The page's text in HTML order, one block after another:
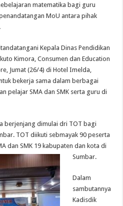
matematika bagi guru
MoU antara pihak
Kepala Dinas Pendidikan
Kimora, Consumen dan Education
Jumat (26/4) di Hotel Imelda,
bekerja sama dalam berbagai
pelajar SMA dan SMK serta guru di
berjenjang dimulai dri TOT bagi
TOT diikuti sebmayak 90 peserta
dan SMK 19 kabupaten dan kota di
Sumbar.
Dalam
sambutannya
Kadisdik